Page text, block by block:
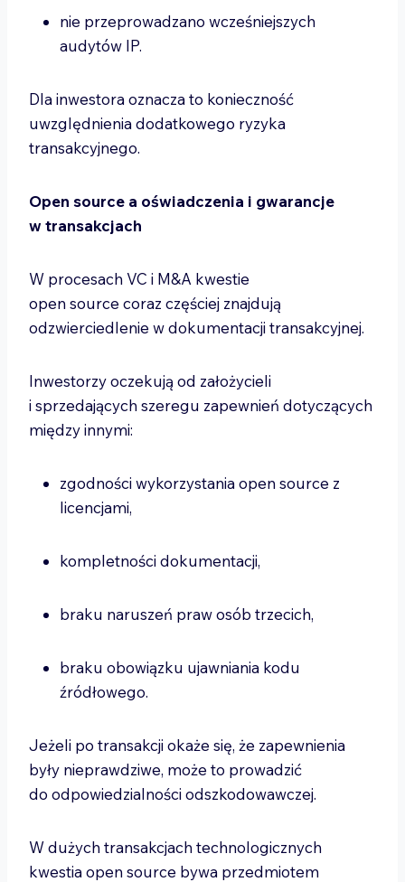
nie przeprowadzano wcześniejszych
audytów IP.
Dla inwestora oznacza to konieczność
uwzględnienia dodatkowego ryzyka
transakcyjnego.
Open source a oświadczenia i gwarancje
w transakcjach
W procesach VC i M&A kwestie
open source coraz częściej znajdują
odzwierciedlenie w dokumentacji transakcyjnej.
Inwestorzy oczekują od założycieli
i sprzedających szeregu zapewnień dotyczących
między innymi:
zgodności wykorzystania open source z
licencjami,
kompletności dokumentacji,
braku naruszeń praw osób trzecich,
braku obowiązku ujawniania kodu
źródłowego.
Jeżeli po transakcji okaże się, że zapewnienia
były nieprawdziwe, może to prowadzić
do odpowiedzialności odszkodowawczej.
W dużych transakcjach technologicznych
kwestia open source bywa przedmiotem